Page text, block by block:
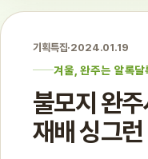
기획특집·2024.01.19
겨울, 완주는 알록달
불모지 완
재배 싱그